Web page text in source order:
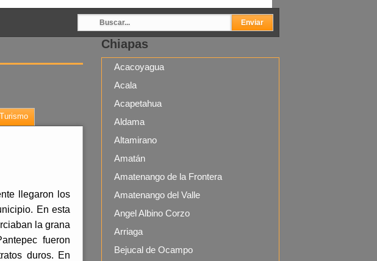
Turismo
llegaron los
En esta
la grana
fueron
duros. En
Chiapas
Acacoyagua
Acala
Acapetahua
Aldama
Altamirano
Amatán
Amatenango de la Frontera
Amatenango del Valle
Angel Albino Corzo
Arriaga
Bejucal de Ocampo